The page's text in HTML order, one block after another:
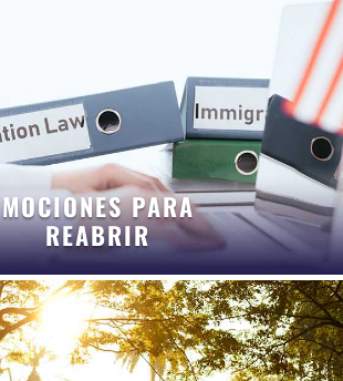
MOCIONES PARA
REABRIR